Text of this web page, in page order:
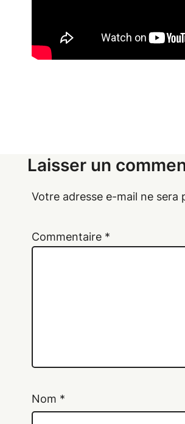
Laisser un
Votre adresse e-mail ne sera
Commentaire *
Nom *